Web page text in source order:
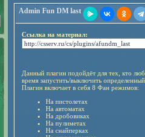
Admin Fun DM last
Ссылка на материал:
Данный плагин подойдёт для тех, кто
время запустить/выключить
Плагин включает в себя 8 Фан режимов:
На пистолетах
На автоматах
На дробовиках
На пулиметах
На снайперках